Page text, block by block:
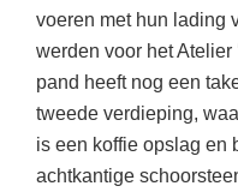
voeren met hun lading
werden voor het Atelier
pand heeft nog een
tweede verdieping,
is een koffie opslag en
achtkantige